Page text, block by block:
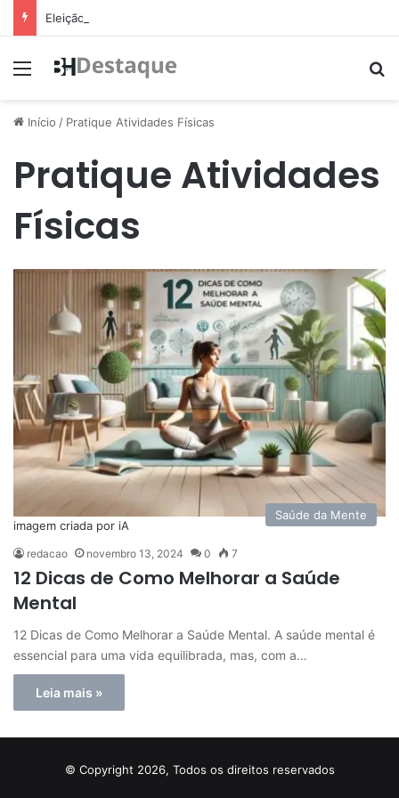
Menu
Início / Pratique Atividades Físicas
Pratique Atividades
Físicas
Saúde da Mente
imagem criada por iA
redacao novembro 13, 2024 0 7
12 Dicas de Como Melhorar a Saúde
Mental
12 Dicas de Como Melhorar a Saúde Mental. A saúde mental é
essencial para uma vida equilibrada, mas, com a…
Leia mais »
© Copyright 2026, Todos os direitos reservados